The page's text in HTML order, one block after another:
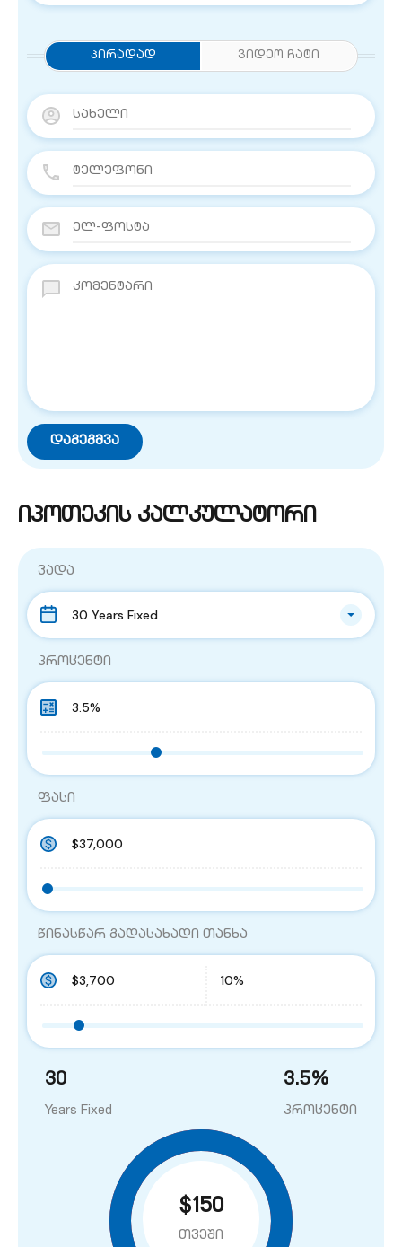
Პირადად ვიდეო ჩატი
იპოთეკის კალკულატორი
ვადა
30 Years Fixed
პროცენტი
ფასი
წინასწარ გადასახადი თანხა
30
Years Fixed
3.5%
პროცენტი
$150
თვეში